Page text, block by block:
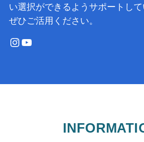
い選択ができるようサポートして
ぜひご活用ください。
Instagram YouTube